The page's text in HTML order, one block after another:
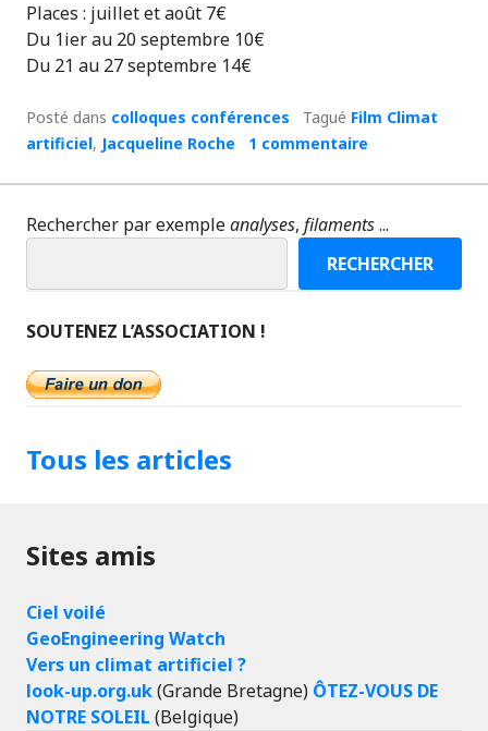
Places : juillet et août 7€
Du 1ier au 20 septembre 10€
Du 21 au 27 septembre 14€
Posté dans colloques conférences Tagué Film Climat
artificiel, Jacqueline Roche 1 commentaire
Rechercher par exempleanalyses, filaments...
RECHERCHER
SOUTENEZ L’ASSOCIATION !
Tous les articles
Sites amis
Ciel voilé
GeoEngineering Watch
Vers un climat artificiel ?
look-up.org.uk(Grande Bretagne) ÔTEZ-VOUS DE
NOTRE SOLEIL (Belgique)